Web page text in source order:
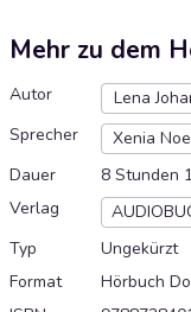
Mehr zu dem
Autor
Lena
Sprecher
Xenia
Dauer
8 Stunden
Verlag
Typ
Ungekürzt
Format
Hörbuch